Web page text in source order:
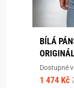
BÍLÁ
Dostupné
1 474 Kč